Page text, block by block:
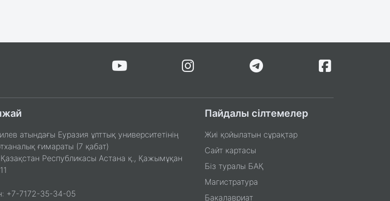
атындағы Еуразия ұлттық университетінің
ғимараты (7 қабат)
Республикасы Астана қ., Қажымұқан
+7-7172-35-34-05
Пайдалы сілтемелер
Жиі қойылатын сұрақтар
Сайт картасы
Біз туралы БАҚ
Магистратура
Бакалавриат